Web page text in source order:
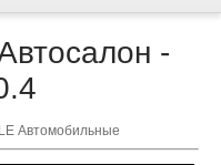
-
Автомобильные